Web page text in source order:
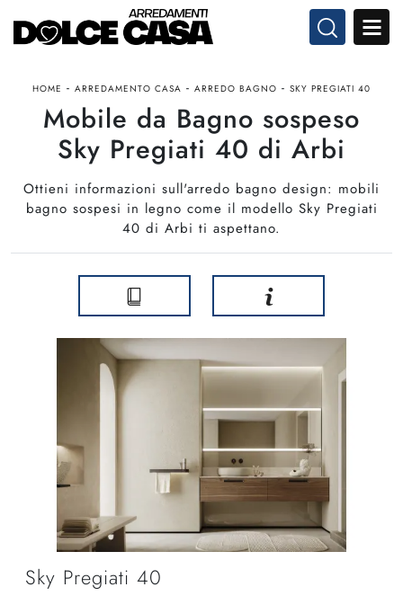
HOME - ARREDAMENTO CASA - ARREDO BAGNO - SKY PREGIATI 40
Mobile da Bagno sospeso
Sky Pregiati 40 di Arbi
Ottieni informazioni sull'arredo bagno design: mobili
bagno sospesi in legno come il modello Sky Pregiati
40 di Arbi ti aspettano.
Sky Pregiati 40